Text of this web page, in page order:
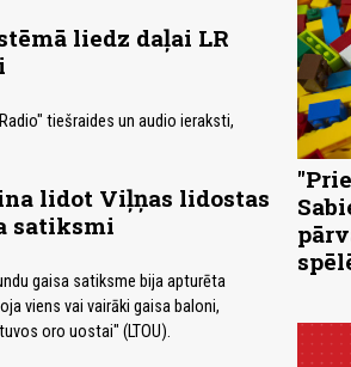
liedz daļai LR
tiešraides un audio ieraksti,
lidot Viļņas lidostas
satiksmi
gaisa satiksme bija apturēta
viens vai vairāki gaisa baloni,
oro uostai" (LTOU).